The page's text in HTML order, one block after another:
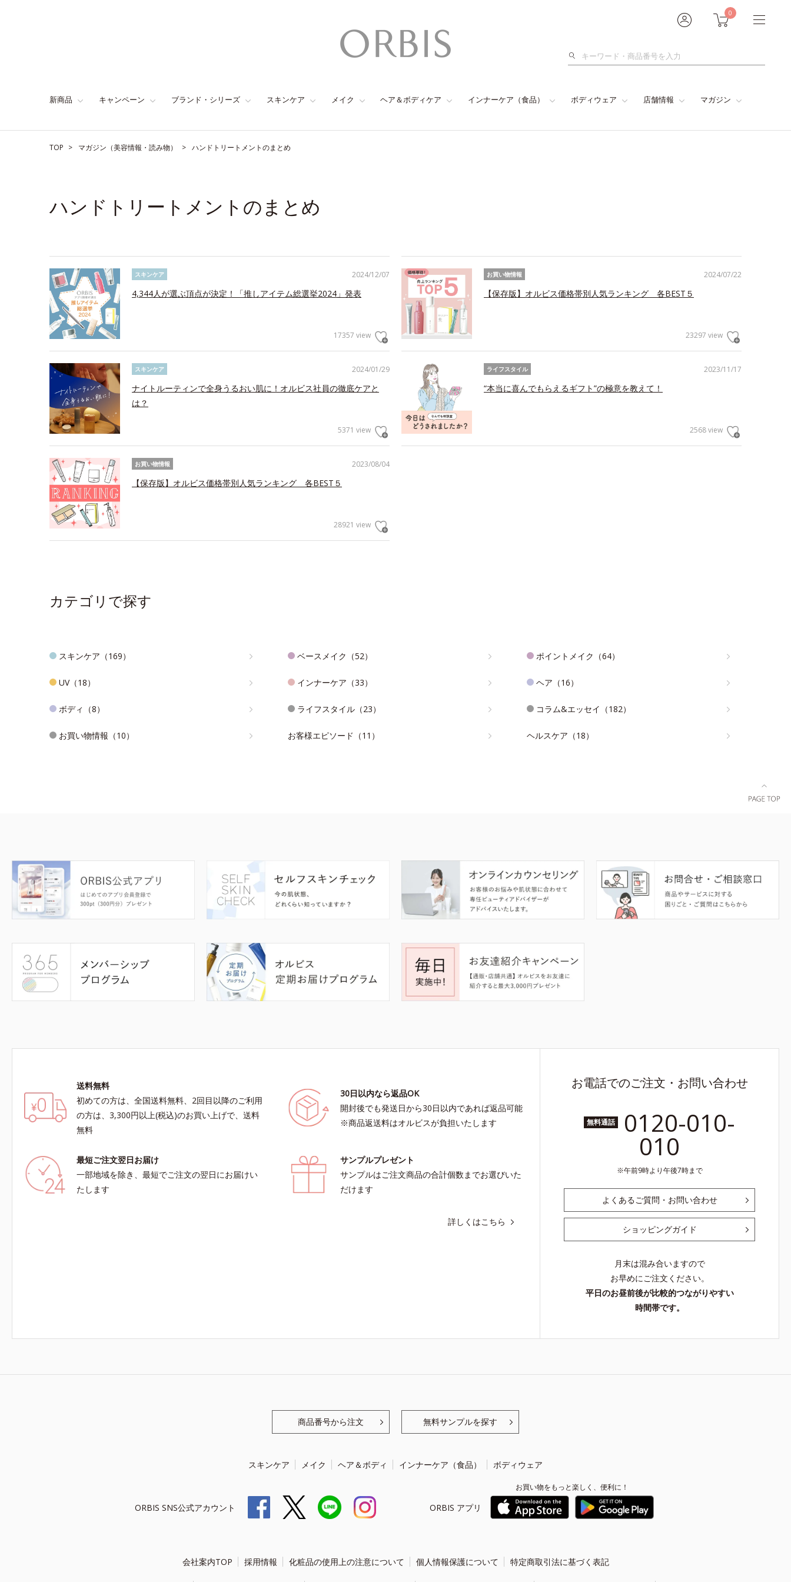
0
検
新商品 キャンペーン ブランド・シリーズ スキンケア メイク ヘア＆ボディケア インナーケア（食品） ボディウェア 店舗情報 マガジン
TOP マガジン（美容情報・読み物） ハンドトリートメントのまとめ
ハンドトリートメントのまとめ
2024/12/07
スキンケア
4,344人が選ぶ頂点が決定！「推しアイテム総選挙2024」発表
17357 view
2024/07/22
お買い物情報
【保存版】オルビス価格帯別人気ランキング 各BEST５
23297 view
2024/01/29
スキンケア
ナイトルーティンで全身うるおい肌に！オルビス社員の徹底ケアと
は？
5371 view
2023/11/17
ライフスタイル
“本当に喜んでもらえるギフト”の極意を教えて！
2568 view
2023/08/04
お買い物情報
【保存版】オルビス価格帯別人気ランキング 各BEST５
28921 view
カテゴリで探す
スキンケア（169） ベースメイク（52） ポイントメイク（64）
UV（18） インナーケア（33） ヘア（16）
ボディ（8） ライフスタイル（23） コラム&エッセイ（182）
お買い物情報（10） お客様エピソード（11） ヘルスケア（18）
送料無料
初めての方は、全国送料無料、2回目以降のご利用
の方は、3,300円以上(税込)のお買い上げで、送料
無料
30日以内なら返品OK
開封後でも発送日から30日以内であれば返品可能
※商品返送料はオルビスが負担いたします
最短ご注文翌日お届け
一部地域を除き、最短でご注文の翌日にお届けい
たします
サンプルプレゼント
サンプルはご注文商品の合計個数までお選びいた
だけます
詳しくはこちら
お電話でのご注文・お問い合わせ
無料通話 0120-010-
010
午前9時より午後7時まで
よくあるご質問・お問い合わせ
ショッピングガイド
月末は混み合いますので
お早めにご注文ください。
平日のお昼前後が比較的つながりやすい
時間帯です。
商品番号から注文 無料サンプルを探す
スキンケア メイク ヘア＆ボディ インナーケア（食品） ボディウェア
ORBIS SNS公式アカウント ORBIS アプリ
お買い物をもっと楽しく、便利に！
会社案内TOP 採用情報 化粧品の使用上の注意について 個人情報保護について 特定商取引法に基づく表記